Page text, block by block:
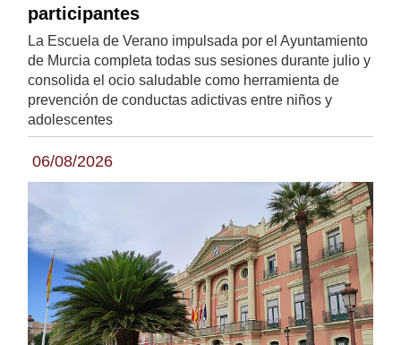
participantes
La Escuela de Verano impulsada por el Ayuntamiento
de Murcia completa todas sus sesiones durante julio y
consolida el ocio saludable como herramienta de
prevención de conductas adictivas entre niños y
adolescentes
06/08/2026